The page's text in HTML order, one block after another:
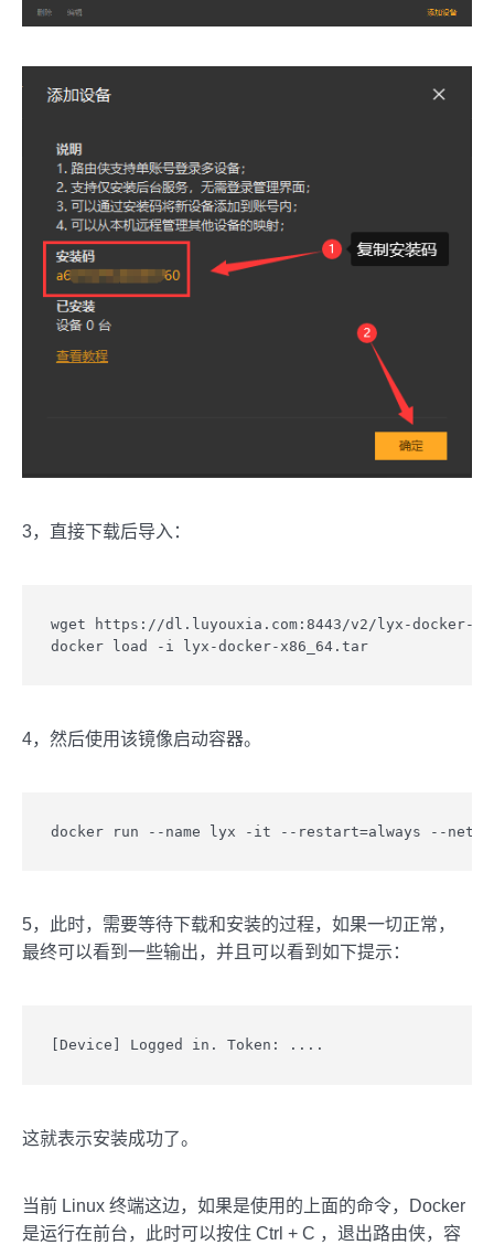
3，直接下载后导入：
wget https://dl.luyouxia.com:8443/v2/lyx-docker-
docker load -i lyx-docker-x86_64.tar
4，然后使用该镜像启动容器。
docker run --name lyx -it --restart=always --
5，此时，需要等待下载和安装的过程，如果一切正常，
最终可以看到一些输出，并且可以看到如下提示：
[Device] Logged in. Token: ....
这就表示安装成功了。
当前 Linux 终端这边，如果是使用的上面的命令，Docker
是运行在前台，此时可以按住 Ctrl + C ，退出路由侠，容